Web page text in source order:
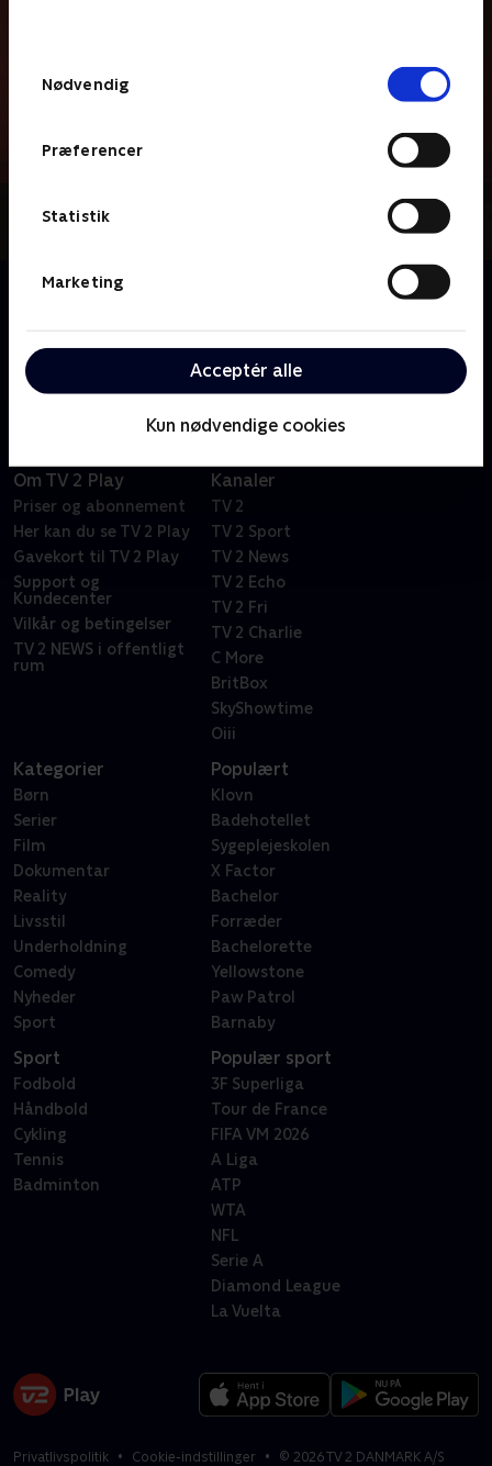
Nødvendig
Præferencer
Statistik
Marketing
Acceptér alle
Kun nødvendige cookies
Om Backyardigans
danser sammen med fem venner, der bringer
eventyret ind i deres egen baghave.
Om TV 2 Play
Priser og abonnement
Her kan du se TV 2 Play
Gavekort til TV 2 Play
Support og
Kundecenter
Vilkår og betingelser
TV 2 NEWS i offentligt
rum
Kanaler
TV 2
TV 2 Sport
TV 2 News
TV 2 Echo
TV 2 Fri
TV 2 Charlie
C More
BritBox
SkyShowtime
Oiii
Kategorier
Børn
Serier
Film
Dokumentar
Reality
Livsstil
Underholdning
Comedy
Nyheder
Sport
Populært
Klovn
Badehotellet
Sygeplejeskolen
X Factor
Bachelor
Forræder
Bachelorette
Yellowstone
Paw Patrol
Barnaby
Sport
Fodbold
Håndbold
Cykling
Tennis
Badminton
Populær sport
3F Superliga
Tour de France
FIFA VM 2026
A Liga
ATP
WTA
NFL
Serie A
Diamond League
La Vuelta
Privatlivspolitik Cookie-indstillinger © 2026TV 2 DANMARK A/S